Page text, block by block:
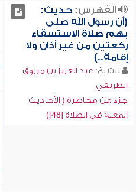
الفهرس:حديث:
(أن رسول الله صلى
بهم صلاة الاستسقاء
ركعتين من غير أذان ولا
إقامة..)
للشيخ: عبد العزيز بن مرزوق
الطريفي
جزء من محاضرة ( الأحاديث
المعلة في الصلاة [48])